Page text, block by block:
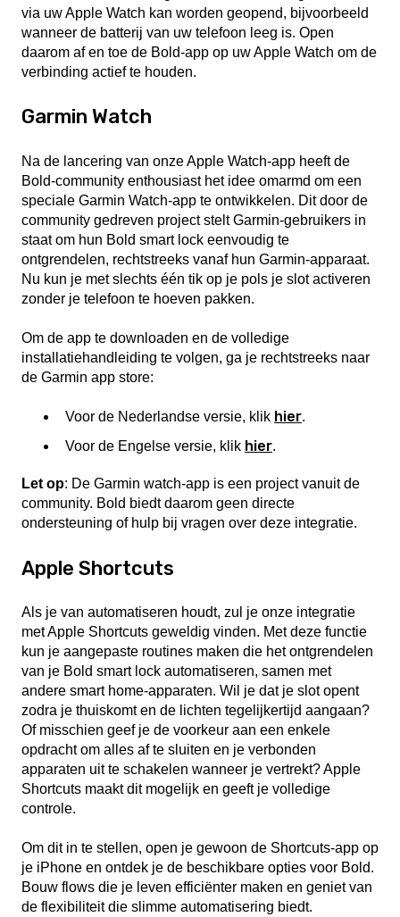
via uw Apple Watch kan worden geopend, bijvoorbeeld
wanneer de batterij van uw telefoon leeg is. Open
daarom af en toe de Bold-app op uw Apple Watch om de
verbinding actief te houden.
Garmin Watch
Na de lancering van onze Apple Watch-app heeft de
Bold-community enthousiast het idee omarmd om een
speciale Garmin Watch-app te ontwikkelen. Dit door de
community gedreven project stelt Garmin-gebruikers in
staat om hun Bold smart lock eenvoudig te
ontgrendelen, rechtstreeks vanaf hun Garmin-apparaat.
Nu kun je met slechts één tik op je pols je slot activeren
zonder je telefoon te hoeven pakken.
Om de app te downloaden en de volledige
installatiehandleiding te volgen, ga je rechtstreeks naar
de Garmin app store:
Voor de Nederlandse versie, klik hier.
Voor de Engelse versie, klik hier.
Let op: De Garmin watch-app is een project vanuit de
community. Bold biedt daarom geen directe
ondersteuning of hulp bij vragen over deze integratie.
Apple Shortcuts
Als je van automatiseren houdt, zul je onze integratie
met Apple Shortcuts geweldig vinden. Met deze functie
kun je aangepaste routines maken die het ontgrendelen
van je Bold smart lock automatiseren, samen met
andere smart home-apparaten. Wil je dat je slot opent
zodra je thuiskomt en de lichten tegelijkertijd aangaan?
Of misschien geef je de voorkeur aan een enkele
opdracht om alles af te sluiten en je verbonden
apparaten uit te schakelen wanneer je vertrekt? Apple
Shortcuts maakt dit mogelijk en geeft je volledige
controle.
Om dit in te stellen, open je gewoon de Shortcuts-app op
je iPhone en ontdek je de beschikbare opties voor Bold.
Bouw flows die je leven efficiënter maken en geniet van
de flexibiliteit die slimme automatisering biedt.